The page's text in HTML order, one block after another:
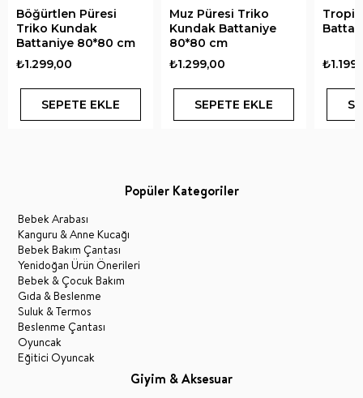
Böğürtlen Püresi
Triko Kundak
Battaniye 80*80 cm
₺1.299,00
SEPETE EKLE
Muz Püresi Triko
Kundak Battaniye
80*80 cm
₺1.299,00
SEPETE EKLE
Popüler Kategoriler
Bebek Arabası
Kanguru & Anne Kucağı
Bebek Bakım Çantası
Yenidoğan Ürün Önerileri
Bebek & Çocuk Bakım
Gıda & Beslenme
Suluk & Termos
Beslenme Çantası
Oyuncak
Eğitici Oyuncak
Giyim & Aksesuar